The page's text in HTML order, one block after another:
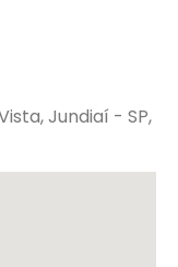
Jundiaí - SP,